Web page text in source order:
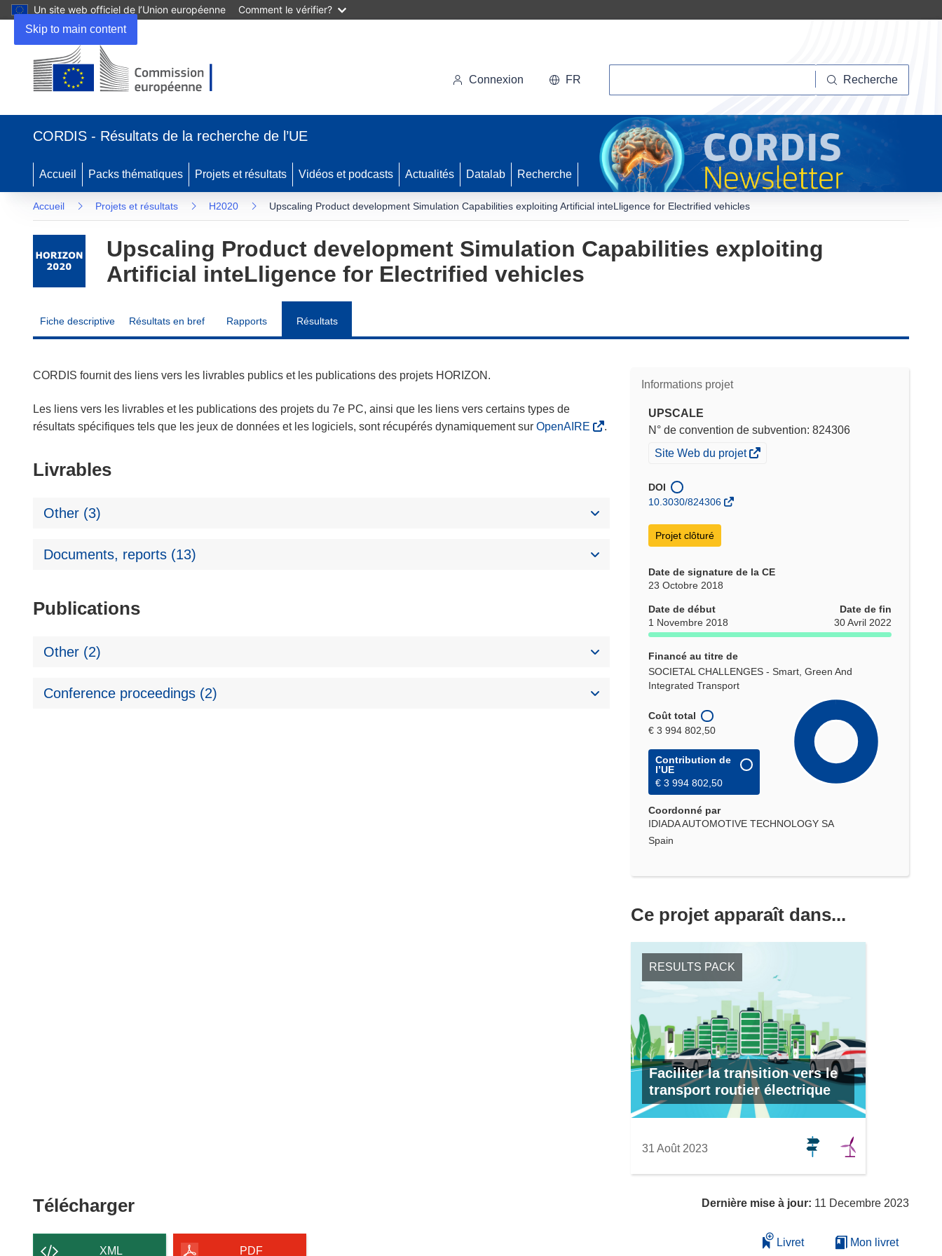
Skip to main content
Un site web officiel de l’Union européenne Comment le vérifier?
une
fenêtre)
Connexion FR Recherche
CORDIS - Résultats de la recherche de l’UE
Accueil Packs thématiques Projets et résultats Vidéos et podcasts Actualités Datalab Recherche
Accueil Projets et résultats H2020 Upscaling Product development Simulation Capabilities exploiting Artificial inteLligence for Electrified vehicles
Upscaling Product development Simulation Capabilities exploiting
Artificial inteLligence for Electrified vehicles
Fiche descriptive Résultats en bref Rapports Résultats
Informations projet
UPSCALE
N° de convention de subvention: 824306
(s’ouvre
nouvelle
fenêtre)
Site Web du projet
DOI
10.3030/824306
Projet clôturé
Date de signature de la CE
23 Octobre 2018
Date de début
1 Novembre 2018
Date de fin
30 Avril 2022
Financé au titre de
SOCIETAL CHALLENGES - Smart, Green And
Integrated Transport
Coût total
€ 3 994 802,50
Contribution de
l’UE
€ 3 994 802,50
Coordonné par
IDIADA AUTOMOTIVE TECHNOLOGY SA
Spain
Ce projet apparaît dans...
RESULTS PACK
Faciliter la transition vers le
transport routier électrique
31 Août 2023
CORDIS fournit des liens vers les livrables publics et les publications des projets HORIZON.
Les liens vers les livrables et les publications des projets du 7e PC, ainsi que les liens vers certains types de
résultats spécifiques tels que les jeux de données et les logiciels, sont récupérés dynamiquement sur OpenAIRE .
Livrables
Other (3)
Documents, reports (13)
Publications
Other (2)
Conference proceedings (2)
TéléchargerTélécharger
contenu
XML PDF
Dernière mise à jour: 11 Decembre 2023
Livret Mon livret